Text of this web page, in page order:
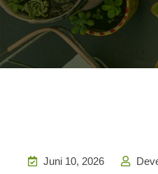
Juni 10, 2026